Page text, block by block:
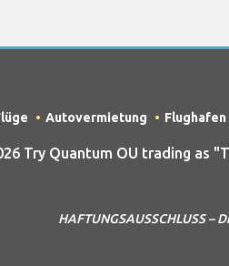
Autovermietung
Try Quantum OU trading as
HAFTUNGSAUSSCHLUSS